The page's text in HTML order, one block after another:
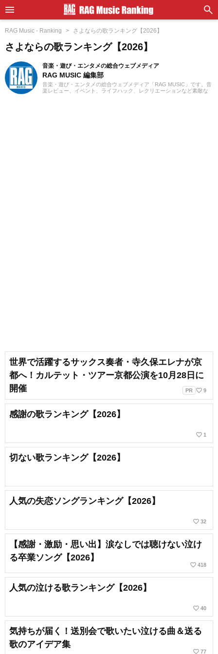
RAG Music - Ranking さよならの歌ランキング【2026】
さよならの歌ランキング【2026】
音楽・遊び・エンタメの総合ウェブメディア
RAG MUSIC 編集部
音楽・遊び・エンタメの総合ウェブメディア「RAG MUSIC」です。音
楽レビュー、イベント、ライフハック、レクリエーションなど素敵な
世界で活躍するサックス奏者・寺久保エレナが京
都へ！カルテット・ツアー京都公演を10月28日に
開催
PR favorite_border 9
感謝の歌ランキング【2026】
favorite_border 1
切ない歌ランキング【2026】
人気の失恋ソングランキング【2026】
favorite_border 32
【感謝・激励・思い出】涙なしでは聴けない泣け
る卒業ソング【2026】
favorite_border 418
人気の泣ける歌ランキング【2026】
favorite_border 40
気持ちが届く！送別会で歌いたい泣ける曲＆送る
歌のアイデア集
favorite_border 77